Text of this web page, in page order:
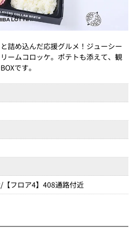
詰め込んだ応援グルメ！ジューシー
ームコロッケ。ポテトも添えて、観
です。
【フロア4】408通路付近